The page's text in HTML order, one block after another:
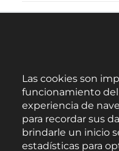
Las cookies son
funcionamiento del
experiencia de
para recordar sus
brindarle un inicio
estadísticas para